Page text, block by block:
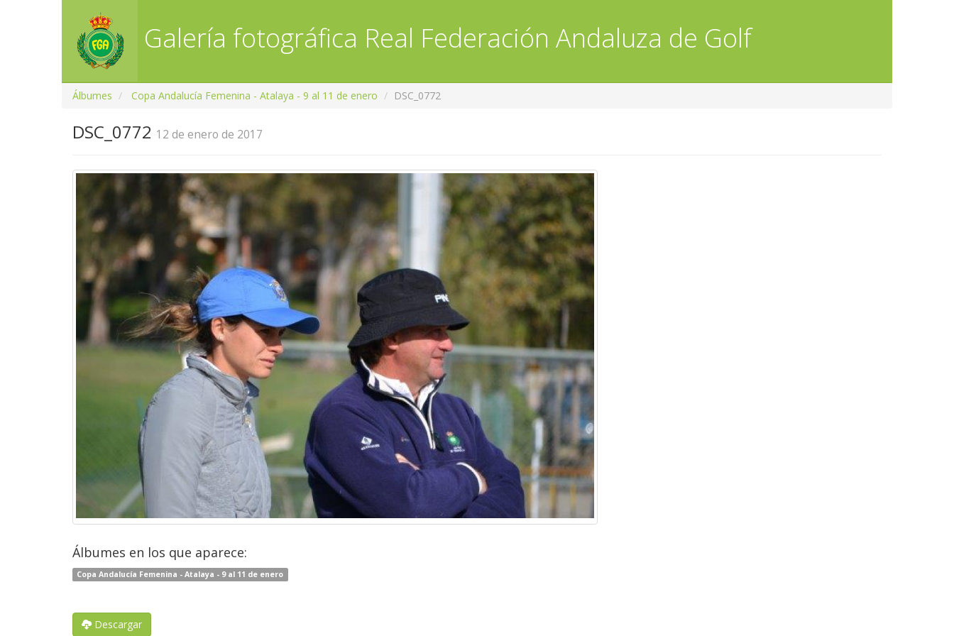
Galería fotográfica Real Federación Andaluza de Golf
Álbumes Copa Andalucía Femenina - Atalaya - 9 al 11 de enero DSC_0772
DSC_0772 12 de enero de 2017
Álbumes en los que aparece:
Copa Andalucía Femenina - Atalaya - 9 al 11 de enero
Descargar